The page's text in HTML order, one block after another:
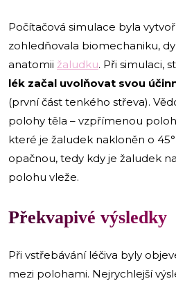
Počítačová simulace byla
zohledňovala biomechaniku,
anatomii žaludku. Při simulaci,
lék začal uvolňovat svou
(první část tenkého střeva).
polohy těla – vzpřímenou
které je žaludek nakloněn o
opačnou, tedy kdy je žaludek
polohu vleže.
Překvapivé výsledky
Při vstřebávání léčiva byly
mezi polohami. Nejrychlejší